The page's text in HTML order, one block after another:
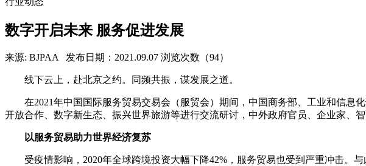
数字开启未来 服务促进发展
来源: BJPAA 发布日期：2021.09.07 浏览次数（94）
线下云上，赴北京之约。同频共振，谋发展之道。
在2021年中国国际服务贸易交易会（服贸会）期间，中国商务部、工业和信息
开放合作、数字新生态、振兴世界旅游等进行交流研讨，中外政府官员、企业家、
以服务贸易助力世界经济复苏
受疫情影响，2020年全球跨境投资大幅下降42%，服务贸易也受到严重冲击。